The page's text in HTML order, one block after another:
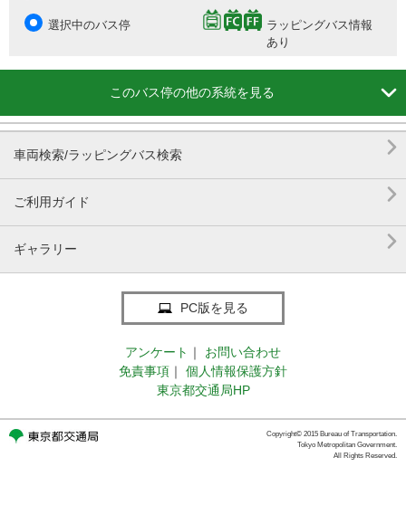
選択中のバス停
ラッピングバス情報
あり
このバス停の他の系統を見る 
車両検索/ラッピングバス検索 
ご利用ガイド 
ギャラリー 
PC版を見る
アンケート ｜
お問い合わせ
免責事項 ｜
個人情報保護方針
東京都交通局HP
Copyright© 2015 Bureau of Transportation.
Tokyo Metropolitan Government.
All Rights Reserved.